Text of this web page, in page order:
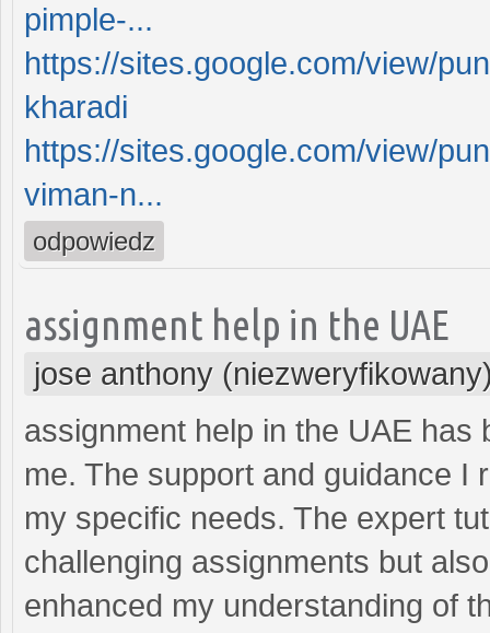
pimple-...
https://sites.google.com/view/
kharadi
https://sites.google.com/view/
viman-n...
odpowiedz
assignment help in the UAE
jose anthony
assignment help in the UAE
me. The support and guidance I
my specific needs. The expert
challenging assignments but
enhanced my understanding of